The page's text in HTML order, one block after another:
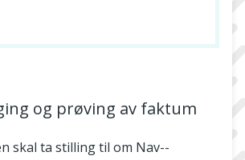
og prøving av faktum
skal ta stilling til om Nav-­